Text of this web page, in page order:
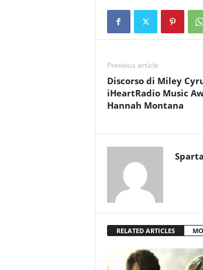
Previous article
Discorso di Miley
iHeartRadio Music
Hannah Montana
RELATED ARTICLES